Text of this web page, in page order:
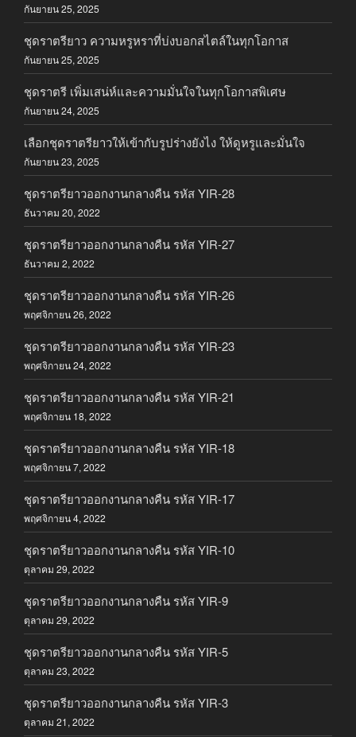
กันยายน 25, 2025
ชุดราตรียาว ความหรูหราที่บ่งบอกสไตล์ในทุกโอกาส
กันยายน 25, 2025
ชุดราตรี เพิ่มเสน่ห์และความมั่นใจในทุกโอกาสพิเศษ
กันยายน 24, 2025
เลือกชุดราตรียาวให้เข้ากับรูปร่างยังไง ให้ดูหรูและมั่นใจ
กันยายน 23, 2025
ชุดราตรียาวออกงานกลางคืน รหัส YIR-28
ธันวาคม 20, 2022
ชุดราตรียาวออกงานกลางคืน รหัส YIR-27
ธันวาคม 2, 2022
ชุดราตรียาวออกงานกลางคืน รหัส YIR-26
พฤศจิกายน 26, 2022
ชุดราตรียาวออกงานกลางคืน รหัส YIR-23
พฤศจิกายน 24, 2022
ชุดราตรียาวออกงานกลางคืน รหัส YIR-21
พฤศจิกายน 18, 2022
ชุดราตรียาวออกงานกลางคืน รหัส YIR-18
พฤศจิกายน 7, 2022
ชุดราตรียาวออกงานกลางคืน รหัส YIR-17
พฤศจิกายน 4, 2022
ชุดราตรียาวออกงานกลางคืน รหัส YIR-10
ตุลาคม 29, 2022
ชุดราตรียาวออกงานกลางคืน รหัส YIR-9
ตุลาคม 29, 2022
ชุดราตรียาวออกงานกลางคืน รหัส YIR-5
ตุลาคม 23, 2022
ชุดราตรียาวออกงานกลางคืน รหัส YIR-3
ตุลาคม 21, 2022